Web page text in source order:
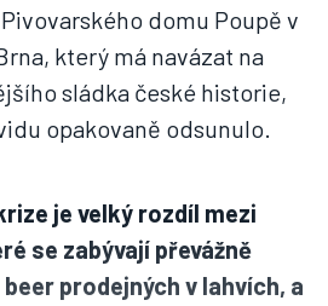
domu Poupě v
který má navázat na
sládka české historie,
opakovaně odsunulo.
je velký rozdíl mezi
se zabývají převážně
prodejných v lahvích, a